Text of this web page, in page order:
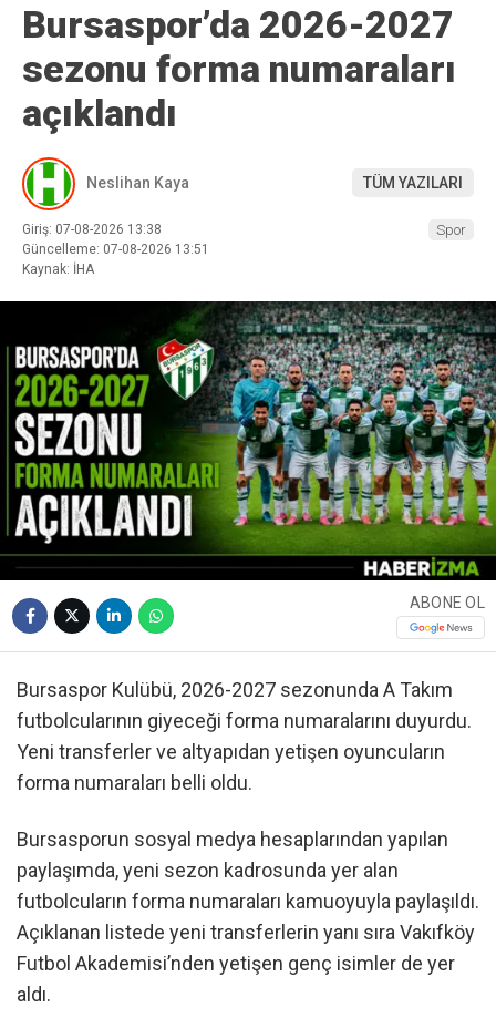
Bursaspor’da 2026-2027
sezonu forma numaraları
açıklandı
Neslihan Kaya TÜM YAZILARI
Giriş: 07-08-2026 13:38
Güncelleme: 07-08-2026 13:51
Kaynak: İHA
Spor
ABONE OL
Bursaspor Kulübü, 2026-2027 sezonunda A Takım
futbolcularının giyeceği forma numaralarını duyurdu.
Yeni transferler ve altyapıdan yetişen oyuncuların
forma numaraları belli oldu.
Bursasporun sosyal medya hesaplarından yapılan
paylaşımda, yeni sezon kadrosunda yer alan
futbolcuların forma numaraları kamuoyuyla paylaşıldı.
Açıklanan listede yeni transferlerin yanı sıra Vakıfköy
Futbol Akademisi’nden yetişen genç isimler de yer
aldı.